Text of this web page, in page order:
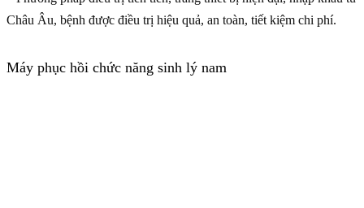
Châu Âu, bệnh được điều trị hiệu quả, an toàn, tiết kiệm chi phí.
Máy phục hồi chức năng sinh lý nam